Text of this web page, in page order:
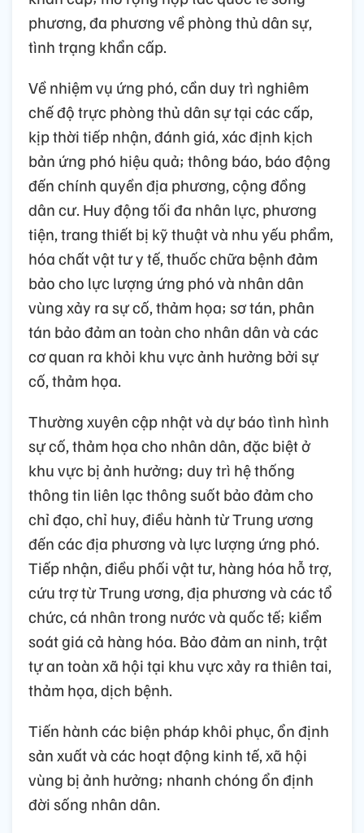
phương, đa phương về phòng thủ dân sự,
tình trạng khẩn cấp.
Về nhiệm vụ ứng phó, cần duy trì nghiêm
chế độ trực phòng thủ dân sự tại các cấp,
kịp thời tiếp nhận, đánh giá, xác định kịch
bản ứng phó hiệu quả; thông báo, báo động
đến chính quyền địa phương, cộng đồng
dân cư. Huy động tối đa nhân lực, phương
tiện, trang thiết bị kỹ thuật và nhu yếu phẩm,
hóa chất vật tư y tế, thuốc chữa bệnh đảm
bảo cho lực lượng ứng phó và nhân dân
vùng xảy ra sự cố, thảm họa; sơ tán, phân
tán bảo đảm an toàn cho nhân dân và các
cơ quan ra khỏi khu vực ảnh hưởng bởi sự
cố, thảm họa.
Thường xuyên cập nhật và dự báo tình hình
sự cố, thảm họa cho nhân dân, đặc biệt ở
khu vực bị ảnh hưởng; duy trì hệ thống
thông tin liên lạc thông suốt bảo đảm cho
chỉ đạo, chỉ huy, điều hành từ Trung ương
đến các địa phương và lực lượng ứng phó.
Tiếp nhận, điều phối vật tư, hàng hóa hỗ trợ,
cứu trợ từ Trung ương, địa phương và các tổ
chức, cá nhân trong nước và quốc tế; kiểm
soát giá cả hàng hóa. Bảo đảm an ninh, trật
tự an toàn xã hội tại khu vực xảy ra thiên tai,
thảm họa, dịch bệnh.
Tiến hành các biện pháp khôi phục, ổn định
sản xuất và các hoạt động kinh tế, xã hội
vùng bị ảnh hưởng; nhanh chóng ổn định
đời sống nhân dân.